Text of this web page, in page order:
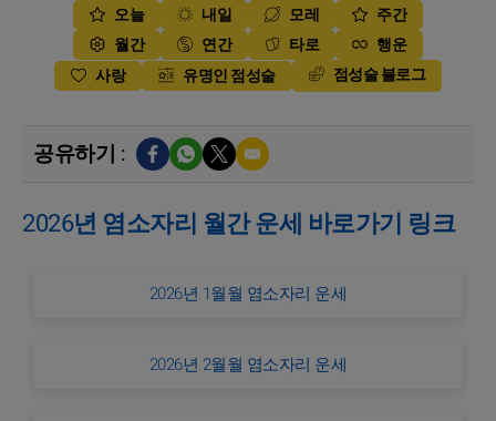
오늘 내일 모레
주간
월간
연간 타로
행운
사랑
유명인 점성술 점성술 블로그
공유하기 :
2026년 염소자리 월간 운세 바로가기 링크
2026년 1월월 염소자리 운세
2026년 2월월 염소자리 운세